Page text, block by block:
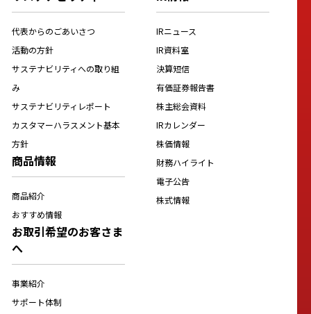
代表からのごあいさつ
活動の方針
サステナビリティへの取り組
み
サステナビリティレポート
カスタマーハラスメント基本
方針
商品情報
商品紹介
おすすめ情報
お取引希望のお客さま
へ
事業紹介
サポート体制
IRニュース
IR資料室
決算短信
有価証券報告書
株主総会資料
IRカレンダー
株価情報
財務ハイライト
電子公告
株式情報